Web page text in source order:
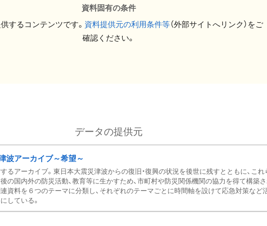
資料固有の条件
するコンテンツです。 資料提供元の利用条件等（外部サイトへリンク）をご
確認ください。
データの提供元
波アーカイブ～希望～
るアーカイブ。東日本大震災津波からの復旧・復興の状況を後世に残すとともに、これ
の国内外の防災活動、教育等に生かすため、市町村や防災関係機関の協力を得て構築
資料を６つのテーマに分類し、それぞれのテーマごとに時間軸を設けて応急対策など
している。